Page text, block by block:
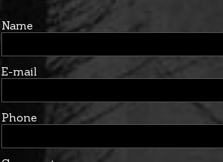
Name
E-mail
Phone